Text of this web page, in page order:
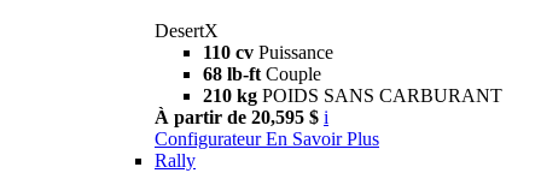
DesertX
110 cv Puissance
68 lb-ft Couple
210 kg POIDS SANS CARBURANT
À partir de 20,595 $ i
Configurateur En Savoir Plus
Rally